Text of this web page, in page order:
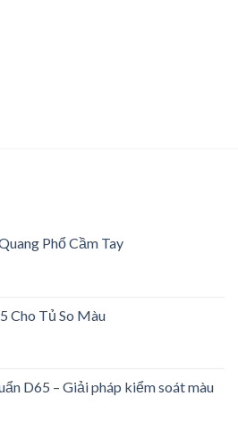
Phổ Cầm Tay
Cho Tủ So Màu
D65 – Giải pháp kiểm soát màu